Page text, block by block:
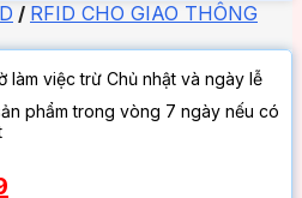
/ RFID CHO GIAO THÔNG
làm việc trừ Chủ nhật và ngày lễ
phẩm trong vòng 7 ngày nếu có